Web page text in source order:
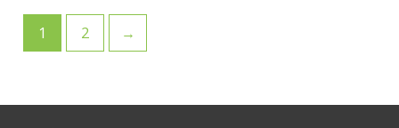
1 2 →